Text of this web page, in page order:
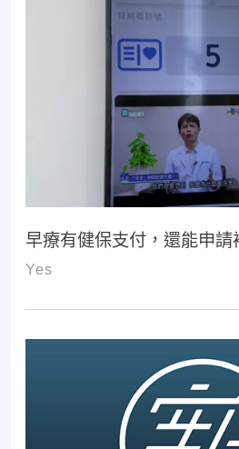
早療有健保支付，還能申請
Yes